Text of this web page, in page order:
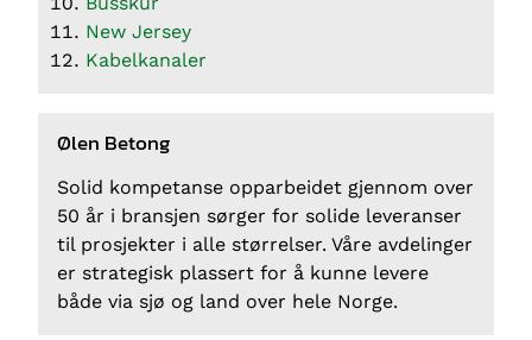
New Jersey
Kabelkanaler
Ølen Betong
Solid kompetanse opparbeidet gjennom over
50 år i bransjen sørger for solide leveranser
til prosjekter i alle størrelser. Våre avdelinger
er strategisk plassert for å kunne levere
både via sjø og land over hele Norge.